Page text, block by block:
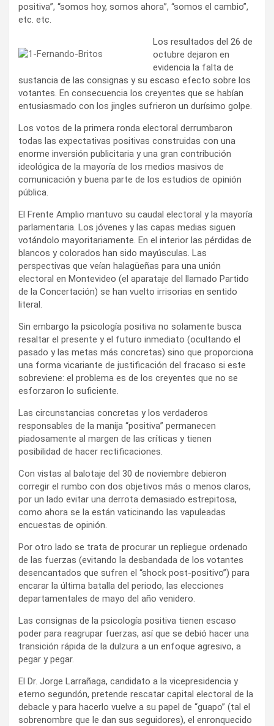
positiva”, “somos hoy, somos ahora”, “somos el cambio”,
etc. etc.
Los resultados del 26 de
octubre dejaron en
evidencia la falta de
sustancia de las consignas y su escaso efecto sobre los
votantes. En consecuencia los creyentes que se habían
entusiasmado con los jingles sufrieron un durísimo golpe.
Los votos de la primera ronda electoral derrumbaron
todas las expectativas positivas construidas con una
enorme inversión publicitaria y una gran contribución
ideológica de la mayoría de los medios masivos de
comunicación y buena parte de los estudios de opinión
pública.
El Frente Amplio mantuvo su caudal electoral y la mayoría
parlamentaria. Los jóvenes y las capas medias siguen
votándolo mayoritariamente. En el interior las pérdidas de
blancos y colorados han sido mayúsculas. Las
perspectivas que veían halagüeñas para una unión
electoral en Montevideo (el aparataje del llamado Partido
de la Concertación) se han vuelto irrisorias en sentido
literal.
Sin embargo la psicología positiva no solamente busca
resaltar el presente y el futuro inmediato (ocultando el
pasado y las metas más concretas) sino que proporciona
una forma vicariante de justificación del fracaso si este
sobreviene: el problema es de los creyentes que no se
esforzaron lo suficiente.
Las circunstancias concretas y los verdaderos
responsables de la manija “positiva” permanecen
piadosamente al margen de las críticas y tienen
posibilidad de hacer rectificaciones.
Con vistas al balotaje del 30 de noviembre debieron
corregir el rumbo con dos objetivos más o menos claros,
por un lado evitar una derrota demasiado estrepitosa,
como ahora se la están vaticinando las vapuleadas
encuestas de opinión.
Por otro lado se trata de procurar un repliegue ordenado
de las fuerzas (evitando la desbandada de los votantes
desencantados que sufren el “shock post-positivo”) para
encarar la última batalla del periodo, las elecciones
departamentales de mayo del año venidero.
Las consignas de la psicología positiva tienen escaso
poder para reagrupar fuerzas, así que se debió hacer una
transición rápida de la dulzura a un enfoque agresivo, a
pegar y pegar.
El Dr. Jorge Larrañaga, candidato a la vicepresidencia y
eterno segundón, pretende rescatar capital electoral de la
debacle y para hacerlo vuelve a su papel de “guapo” (tal el
sobrenombre que le dan sus seguidores), el enronquecido